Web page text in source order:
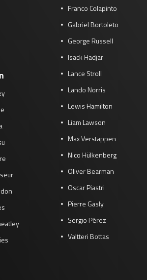
Franco Colapinto
Gabriel Bortoleto
George Russell
Isack Hadjar
Lance Stroll
Lando Norris
Lewis Hamilton
Liam Lawson
Max Verstappen
Nico Hülkenberg
Oliver Bearman
Oscar Piastri
Pierre Gasly
Sergio Pérez
Valtteri Bottas